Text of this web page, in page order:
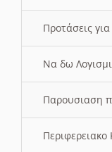
Προτάσεις
Να δω
Παρουσιαση